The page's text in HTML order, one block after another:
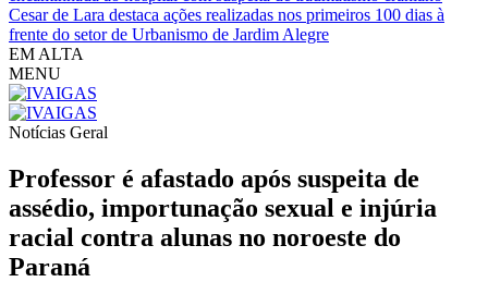
Cesar de Lara destaca ações realizadas nos primeiros 100 dias à
frente do setor de Urbanismo de Jardim Alegre
EM ALTA
MENU
Notícias Geral
Professor é afastado após suspeita de
assédio, importunação sexual e injúria
racial contra alunas no noroeste do
Paraná